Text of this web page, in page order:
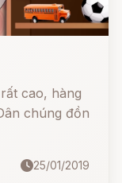
cao, hàng
chúng đồn
25/01/2019